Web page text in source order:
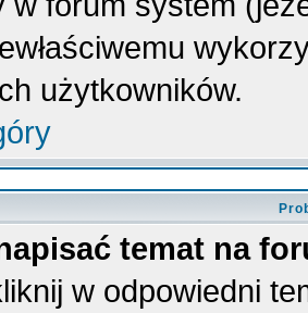
użytkowników.
temat na
w odpowiedni